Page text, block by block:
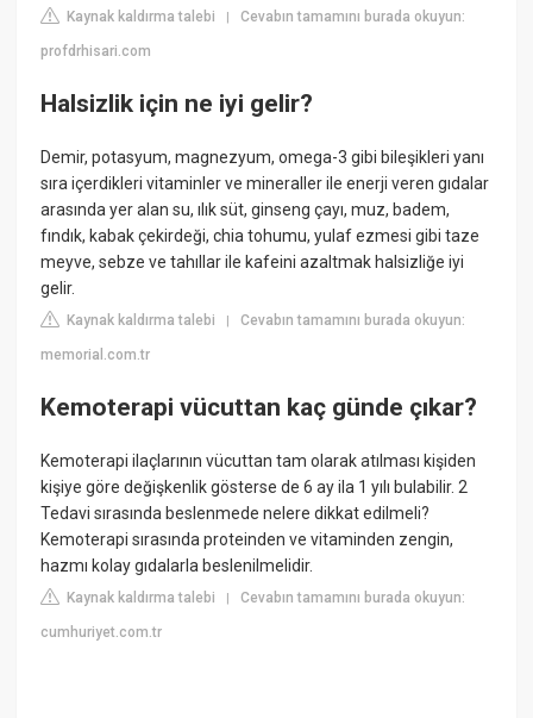
Kaynak kaldırma talebi |Cevabın tamamını burada okuyun:
profdrhisari.com
Halsizlik için ne iyi gelir?
Demir, potasyum, magnezyum, omega-3 gibi bileşikleri yanı
sıra içerdikleri vitaminler ve mineraller ile enerji veren gıdalar
arasında yer alan su, ılık süt, ginseng çayı, muz, badem,
fındık, kabak çekirdeği, chia tohumu, yulaf ezmesi gibi taze
meyve, sebze ve tahıllar ile kafeini azaltmak halsizliğe iyi
gelir.
Kaynak kaldırma talebi |Cevabın tamamını burada okuyun:
memorial.com.tr
Kemoterapi vücuttan kaç günde çıkar?
Kemoterapi ilaçlarının vücuttan tam olarak atılması kişiden
kişiye göre değişkenlik gösterse de 6 ay ila 1 yılı bulabilir. 2
Tedavi sırasında beslenmede nelere dikkat edilmeli?
Kemoterapi sırasında proteinden ve vitaminden zengin,
hazmı kolay gıdalarla beslenilmelidir.
Kaynak kaldırma talebi |Cevabın tamamını burada okuyun:
cumhuriyet.com.tr